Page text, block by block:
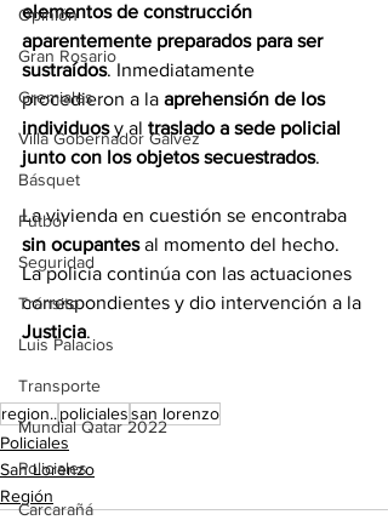
Opinión
Gran Rosario
Gremiales
Villa Gobernador Gálvez
Básquet
Fútbol
Seguridad
Tránsito
Luis Palacios
Transporte
Mundial Qatar 2022
Policiales
Carcarañá
elementos de construcción
aparentemente preparados para ser
sustraídos. Inmediatamente
procedieron a la aprehensión de los
individuos y al traslado a sede policial
junto con los objetos secuestrados.
La vivienda en cuestión se encontraba
sin ocupantes al momento del hecho.
La policía continúa con las actuaciones
correspondientes y dio intervención a la
Justicia.
region..policialessan lorenzo
Policiales
San Lorenzo
Región